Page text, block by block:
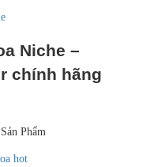
Niche –
chính hãng
Phẩm
hot